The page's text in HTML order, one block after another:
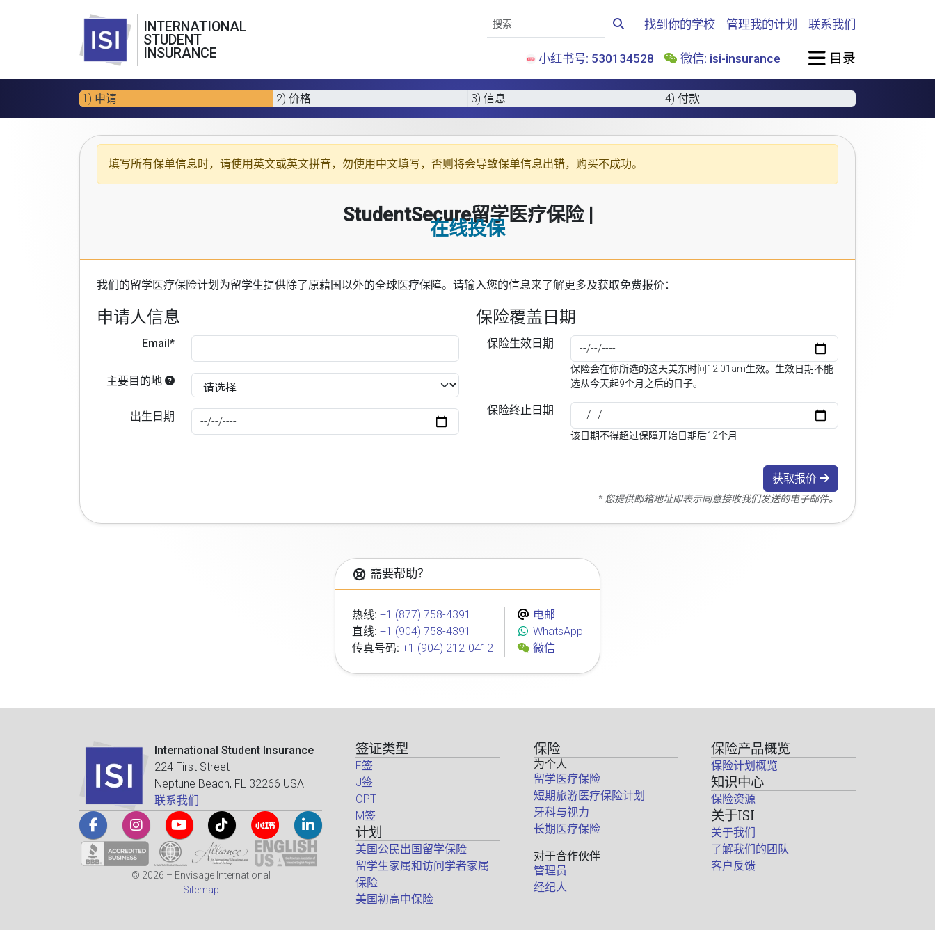
INTERNATIONAL
STUDENT
INSURANCE
找到你的学校 管理我的计划 联系我们
小红书号: 530134528 微信: isi-insurance 目录
1) 申请 2) 价格 3) 信息 4) 付款
填写所有保单信息时，请使用 英文或英文拼音，勿使用中文填写，否则将会导致保单信息出错，购买不成功。
StudentSecure留学医疗保险 |
在线投保
我们的留学医疗保险计划 为留学生提供除了原藉国以外的全球医疗保障。请输入您的信息来了解更多及获取免费报价：
申请人信息
Email*
主要目的地
出生日期
保险覆盖日期
保险生效日期
保险会在你所选的这天美东时间12:01am生效。生效日期不能
选从今天起9个月之后的日子。
保险终止日期
该日期不得超过保障开始日期后12个月
获取报价
* 您提供邮箱地址即表示同意接收我们发送的电子邮件。
需要帮助？
热线: +1 (877) 758-4391
直线: +1 (904) 758-4391
传真号码: +1 (904) 212-0412
电邮
WhatsApp
微信
International Student Insurance
224 First Street
Neptune Beach, FL 32266 USA
联系我们
© 2026 – Envisage International
Sitemap
签证类型
F签
J签
OPT
M签
计划
美国公民出国留学保险
留学生家属和访问学者家属
保险
美国初高中保险
保险
为个人
留学医疗保险
短期旅游医疗保险计划
牙科与视力
长期医疗保险
对于合作伙伴
管理员
经纪人
保险产品概览
保险计划概览
知识中心
保险资源
关于ISI
关于我们
了解我们的团队
客户反馈